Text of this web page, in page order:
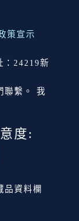
策宣示
24219新
聯繫。 我
度:
品資料欄